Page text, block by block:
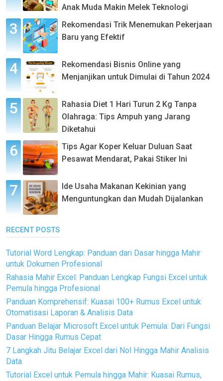
Anak Muda Makin Melek Teknologi
Rekomendasi Trik Menemukan Pekerjaan
Baru yang Efektif
Rekomendasi Bisnis Online yang
Menjanjikan untuk Dimulai di Tahun 2024
Rahasia Diet 1 Hari Turun 2 Kg Tanpa
Olahraga: Tips Ampuh yang Jarang
Diketahui
Tips Agar Koper Keluar Duluan Saat
Pesawat Mendarat, Pakai Stiker Ini
Ide Usaha Makanan Kekinian yang
Menguntungkan dan Mudah Dijalankan
RECENT POSTS
Tutorial Word Lengkap: Panduan dari Dasar hingga Mahir
untuk Dokumen Profesional
Rahasia Mahir Excel: Panduan Lengkap Fungsi Excel untuk
Pemula hingga Profesional
Panduan Komprehensif: Kuasai 100+ Rumus Excel untuk
Otomatisasi Laporan & Analisis Data
Panduan Belajar Microsoft Excel untuk Pemula: Dari Fungsi
Dasar Hingga Rumus Cepat
7 Langkah Jitu Belajar Excel dari Nol Hingga Mahir Analisis
Data
Tutorial Excel untuk Pemula hingga Mahir: Kuasai Rumus,